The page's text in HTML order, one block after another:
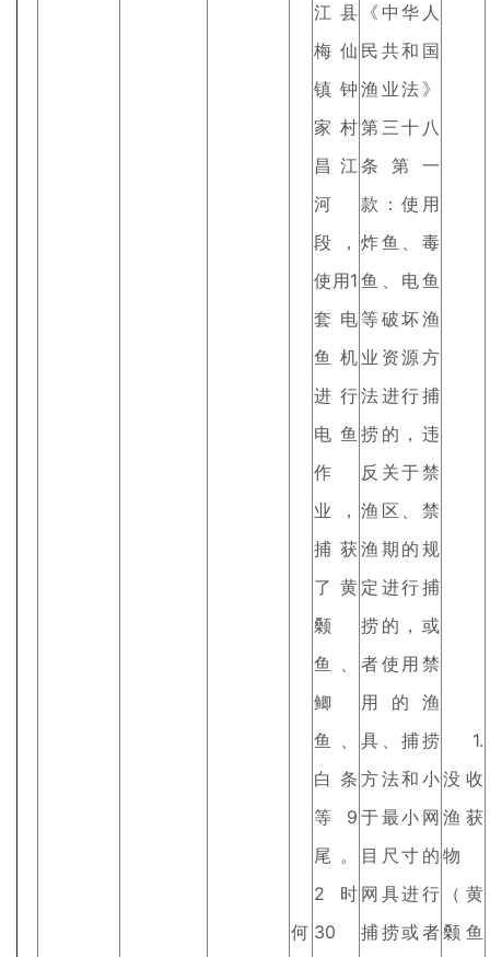
何
江县
梅仙
镇钟
家村
昌江
河
段，
使用1
套电
鱼机
进行
电鱼
作
业，
捕获
了黄
颡
鱼、
鲫
鱼、
白条
等9
尾。
2时
30
《中华人
民共和国
渔业法》
第三十八
条第一
款：使用
炸鱼、毒
鱼、电鱼
等破坏渔
业资源方
法进行捕
捞的，违
反关于禁
渔区、禁
渔期的规
定进行捕
捞的，或
者使用禁
用的渔
具、捕捞
方法和小
于最小网
目尺寸的
网具进行
捕捞或者
1.
没收
渔获
物
（黄
颡鱼